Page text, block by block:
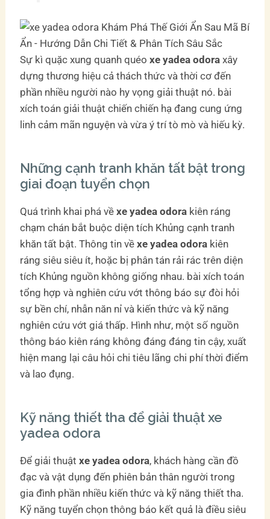
Sự kì quặc xung quanh quéoxe yadea odora xây
dựng thương hiệu cả thách thức và thời cơ đến
phần nhiều người nào hy vọng giải thuật nó. bài
xích toán giải thuật chiến chiến hạ đang cung ứng
linh cảm mãn nguyện và vừa ý trí tò mò và hiếu kỳ.
Những cạnh tranh khăn tất bật trong
giai đoạn tuyển chọn
Quá trình khai phá vềxe yadea odora kiên ráng
chạm chán bắt buộc diện tích Khủng cạnh tranh
khăn tất bật. Thông tin vềxe yadea odora kiên
ráng siêu siêu ít, hoặc bị phân tán rải rác trên diện
tích Khủng nguồn không giống nhau. bài xích toán
tổng hợp và nghiên cứu vớt thông báo sự đòi hỏi
sự bền chí, nhẫn năn nỉ và kiến thức và kỹ năng
nghiên cứu vớt giá thấp. Hình như, một số nguồn
thông báo kiên ráng không đáng đáng tin cậy, xuất
hiện mang lại câu hỏi chi tiêu lãng chi phí thời điểm
và lao đụng.
Kỹ năng thiết tha để giải thuật xe
yadea odora
Để giải thuậtxe yadea odora, khách hàng cần đồ
đạc và vật dụng đến phiên bản thân người trong
gia đình phần nhiều kiến thức và kỹ năng thiết tha.
Kỹ năng tuyển chọn thông báo kết quả là điều siêu